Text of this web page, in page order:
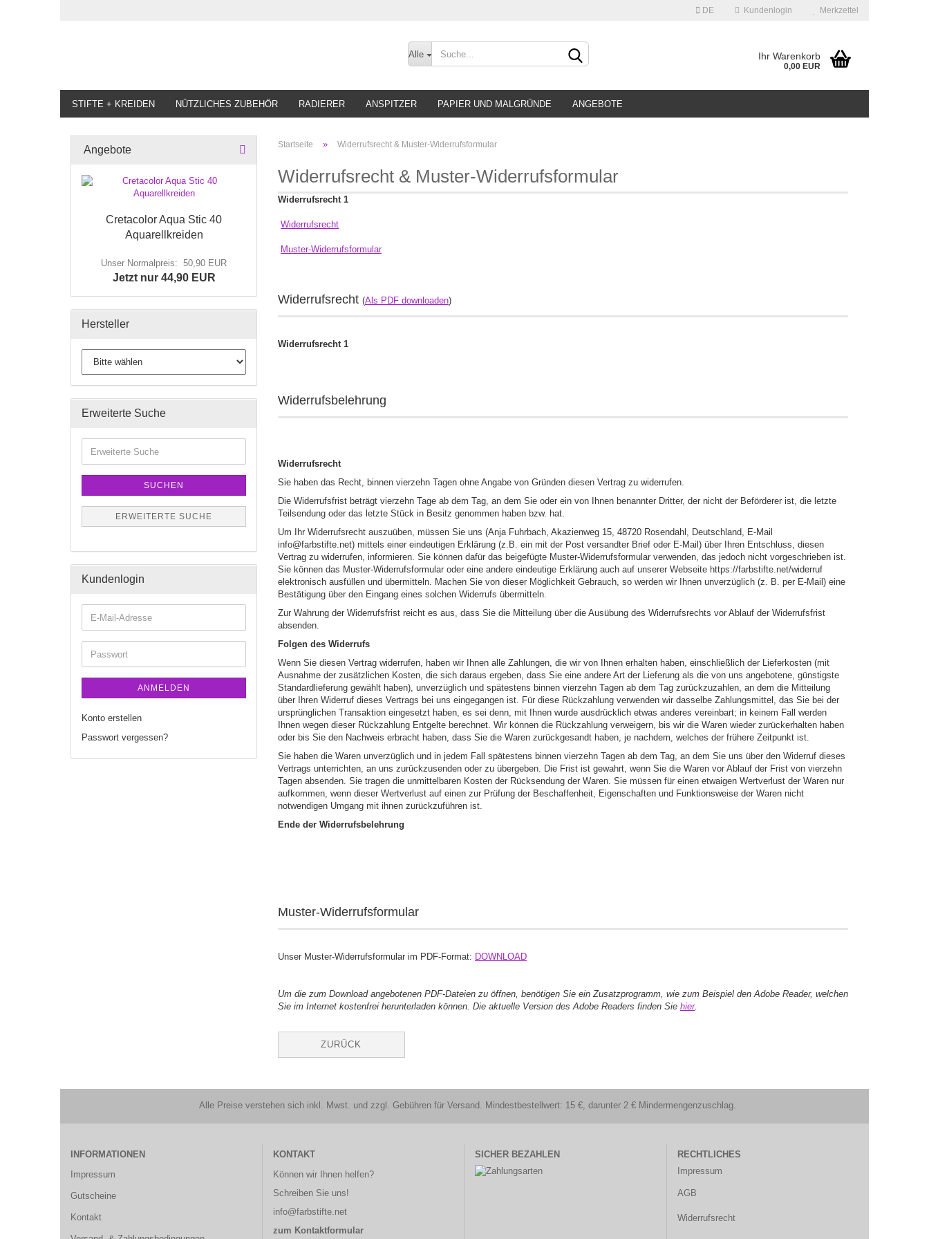
DE
Sprache auswählen
Kundenlogin Merkzettel
Alle Ihr Warenkorb
0,00 EUR
STIFTE + KREIDEN NÜTZLICHES ZUBEHÖR RADIERER ANSPITZER PAPIER UND MALGRÜNDE ANGEBOTE
Startseite » Widerrufsrecht & Muster-Widerrufsformular
Widerrufsrecht & Muster-Widerrufsformular
Widerrufsrecht 1
Widerrufsrecht
Muster-Widerrufsformular
Widerrufsrecht (Als PDF downloaden)
Widerrufsrecht 1
Widerrufsbelehrung
Widerrufsrecht
Sie haben das Recht, binnen vierzehn Tagen ohne Angabe von Gründen diesen Vertrag zu widerrufen.
Die Widerrufsfrist beträgt vierzehn Tage ab dem Tag, an dem Sie oder ein von Ihnen benannter Dritter, der nicht der Beförderer ist, die letzte
Teilsendung oder das letzte Stück in Besitz genommen haben bzw. hat.
Um Ihr Widerrufsrecht auszuüben, müssen Sie uns (Anja Fuhrbach, Akazienweg 15, 48720 Rosendahl, Deutschland, E-Mail
info@farbstifte.net) mittels einer eindeutigen Erklärung (z.B. ein mit der Post versandter Brief oder E-Mail) über Ihren Entschluss, diesen
Vertrag zu widerrufen, informieren. Sie können dafür das beigefügte Muster-Widerrufsformular verwenden, das jedoch nicht vorgeschrieben ist.
Sie können das Muster-Widerrufsformular oder eine andere eindeutige Erklärung auch auf unserer Webseite https://farbstifte.net/widerruf
elektronisch ausfüllen und übermitteln. Machen Sie von dieser Möglichkeit Gebrauch, so werden wir Ihnen unverzüglich (z. B. per E-Mail) eine
Bestätigung über den Eingang eines solchen Widerrufs übermitteln.
Zur Wahrung der Widerrufsfrist reicht es aus, dass Sie die Mitteilung über die Ausübung des Widerrufsrechts vor Ablauf der Widerrufsfrist
absenden.
Folgen des Widerrufs
Wenn Sie diesen Vertrag widerrufen, haben wir Ihnen alle Zahlungen, die wir von Ihnen erhalten haben, einschließlich der Lieferkosten (mit
Ausnahme der zusätzlichen Kosten, die sich daraus ergeben, dass Sie eine andere Art der Lieferung als die von uns angebotene, günstigste
Standardlieferung gewählt haben), unverzüglich und spätestens binnen vierzehn Tagen ab dem Tag zurückzuzahlen, an dem die Mitteilung
über Ihren Widerruf dieses Vertrags bei uns eingegangen ist. Für diese Rückzahlung verwenden wir dasselbe Zahlungsmittel, das Sie bei der
ursprünglichen Transaktion eingesetzt haben, es sei denn, mit Ihnen wurde ausdrücklich etwas anderes vereinbart; in keinem Fall werden
Ihnen wegen dieser Rückzahlung Entgelte berechnet. Wir können die Rückzahlung verweigern, bis wir die Waren wieder zurückerhalten haben
oder bis Sie den Nachweis erbracht haben, dass Sie die Waren zurückgesandt haben, je nachdem, welches der frühere Zeitpunkt ist.
Sie haben die Waren unverzüglich und in jedem Fall spätestens binnen vierzehn Tagen ab dem Tag, an dem Sie uns über den Widerruf dieses
Vertrags unterrichten, an uns zurückzusenden oder zu übergeben. Die Frist ist gewahrt, wenn Sie die Waren vor Ablauf der Frist von vierzehn
Tagen absenden. Sie tragen die unmittelbaren Kosten der Rücksendung der Waren. Sie müssen für einen etwaigen Wertverlust der Waren nur
aufkommen, wenn dieser Wertverlust auf einen zur Prüfung der Beschaffenheit, Eigenschaften und Funktionsweise der Waren nicht
notwendigen Umgang mit ihnen zurückzuführen ist.
Ende der Widerrufsbelehrung
Muster-Widerrufsformular
Unser Muster-Widerrufsformular im PDF-Format: DOWNLOAD
Um die zum Download angebotenen PDF-Dateien zu öffnen, benötigen Sie ein Zusatzprogramm, wie zum Beispiel den Adobe Reader, welchen
Sie im Internet kostenfrei herunterladen können. Die aktuelle Version des Adobe Readers finden Sie hier.
ZURÜCK
Angebote
Cretacolor Aqua Stic 40
Aquarellkreiden
Unser Normalpreis: 50,90 EUR
Jetzt nur 44,90 EUR
Hersteller
Erweiterte Suche
SUCHEN
ERWEITERTE SUCHE
Kundenlogin
ANMELDEN
Konto erstellen
Passwort vergessen?
Alle Preise verstehen sich inkl. Mwst. und zzgl. Gebühren für Versand. Mindestbestellwert: 15 €, darunter 2 € Mindermengenzuschlag.
INFORMATIONEN
Impressum
Gutscheine
Kontakt
KONTAKT
Können wir Ihnen helfen?
Schreiben Sie uns!
info@farbstifte.net
zum Kontaktformular
SICHER BEZAHLEN
RECHTLICHES
Impressum
AGB
Widerrufsrecht